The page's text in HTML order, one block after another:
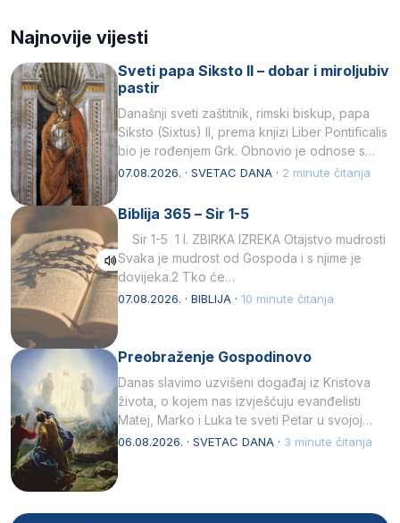
Najnovije vijesti
Sveti papa Siksto II – dobar i miroljubiv
pastir
Današnji sveti zaštitnik, rimski biskup, papa
Siksto (Sixtus) II, prema knjizi Liber Pontificalis
bio je rođenjem Grk. Obnovio je odnose s
afričkim…
07.08.2026. · SVETAC DANA · 2 minute čitanja
Biblija 365 – Sir 1-5
Sir 1-5 1 I. ZBIRKA IZREKA Otajstvo mudrosti
Svaka je mudrost od Gospoda i s njime je
dovijeka.2 Tko će…
07.08.2026. · BIBLIJA · 10 minute čitanja
Preobraženje Gospodinovo
Danas slavimo uzvišeni događaj iz Kristova
života, o kojem nas izvješćuju evanđelisti
Matej, Marko i Luka te sveti Petar u svojoj
drugoj…
06.08.2026. · SVETAC DANA · 3 minute čitanja